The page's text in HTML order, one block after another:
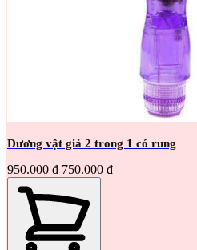
Dương vật giả 2 trong 1 có rung
950.000 đ 750.000 đ